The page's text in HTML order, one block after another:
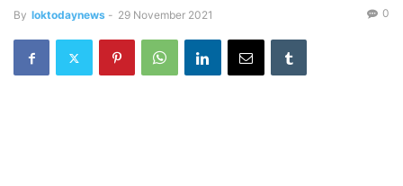
By loktodaynews - 29 November 2021 0